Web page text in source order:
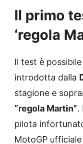
Il primo
‘regola
Il test è
introdotta dalla
stagione e
“regola Martin”.
pilota
MotoGP